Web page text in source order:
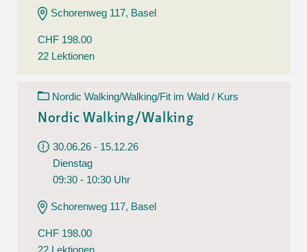
Schorenweg 117, Basel
CHF 198.00
22 Lektionen
Nordic Walking/Walking/Fit im Wald / Kurs
Nordic Walking/Walking
30.06.26 - 15.12.26
Dienstag
09:30 - 10:30 Uhr
Schorenweg 117, Basel
CHF 198.00
22 Lektionen